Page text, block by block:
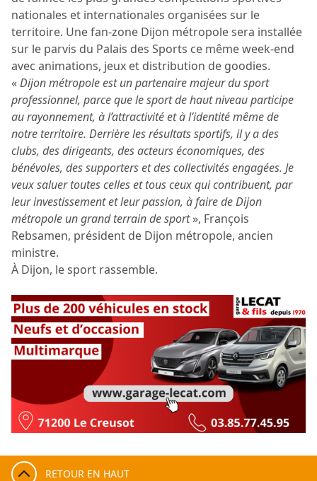
nationales et internationales organisées sur le
territoire. Une fan-zone Dijon métropole sera installée
sur le parvis du Palais des Sports ce même week-end
avec animations, jeux et distribution de goodies.
«Dijon métropole est un partenaire majeur du sport
professionnel, parce que le sport de haut niveau participe
au rayonnement, à l’attractivité et à l’identité même de
notre territoire. Derrière les résultats sportifs, il y a des
clubs, des dirigeants, des acteurs économiques, des
bénévoles, des supporters et des collectivités engagées. Je
veux saluer toutes celles et tous ceux qui contribuent, par
leur investissement et leur passion, à faire de Dijon
métropole un grand terrain de sport», François
Rebsamen, président de Dijon métropole, ancien
ministre.
À Dijon, le sport rassemble.
RETOUR EN HAUT